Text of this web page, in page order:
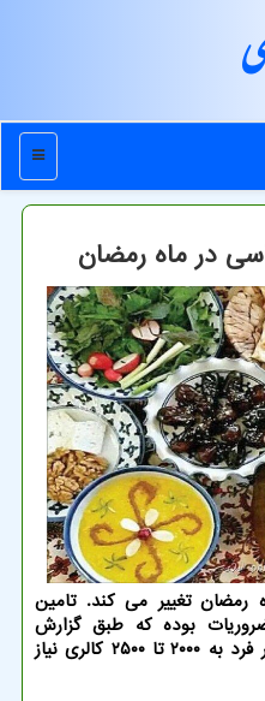
منو
در ماه رمضان
رمضان تغییر می کند. تامین
بوده که طبق گزارش
سازمان جهانی بهداشت روزانه هر فرد به ۲۰۰۰ تا ۲۵۰۰ کالری نیاز